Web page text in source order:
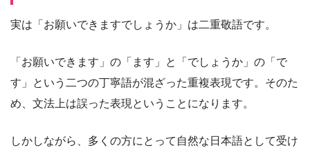
実は「お願いできますでしょうか」は二重敬語です。
「お願いできます」の「ます」と「でしょうか」の「で
す」という二つの丁寧語が混ざった重複表現です。そのた
め、文法上は誤った表現ということになります。
しかしながら、多くの方にとって自然な日本語として受け